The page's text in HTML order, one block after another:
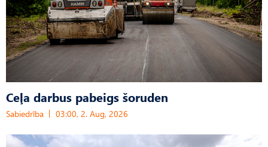
Ceļa darbus pabeigs šoruden
Sabiedrība 03:00, 2. Aug, 2026